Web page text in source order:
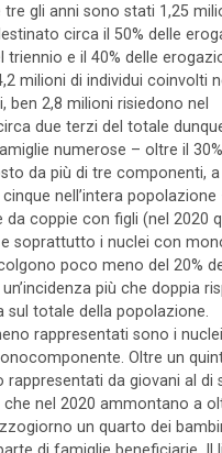
gli anni sono stati 1,25
circa il 50% delle
triennio e il 40% delle
milioni di individui coinvolti
ben 2,8 milioni risiedono nel
due terzi del totale
numerose – oltre il
da più di tre componenti,
nell’intera popolazione
coppie con figli (nel 2020
soprattutto i nuclei con
poco meno del 20%
più che doppia
sul totale della popolazione.
rappresentati sono i
Oltre un
rappresentati da giovani al di
che nel 2020 ammontano a
un quarto dei